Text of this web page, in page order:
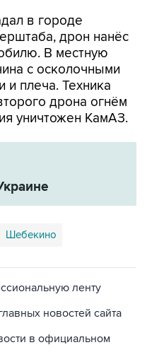
в городе
дрон нанёс
В местную
с осколочными
и плеча. Техника
дрона огнём
уничтожен КамАЗ.
Шебекино
ленту
новостей сайта
в официальном